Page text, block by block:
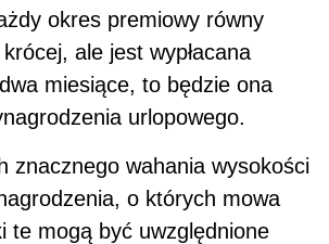
okres premiowy równy
ale jest wypłacana
miesiące, to będzie ona
urlopowego.
znacznego wahania wysokości
o których mowa
te mogą być uwzględnione